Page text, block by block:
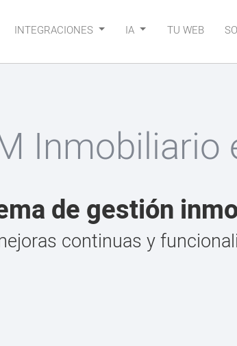
INTEGRACIONES IA TU WEB
Inmobiliario
de gestión
continuas y